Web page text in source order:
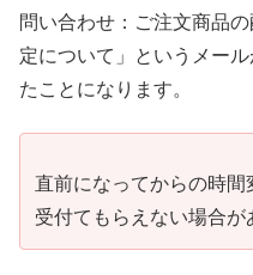
問い合わせ：ご注文商品
定について」というメー
たことになります。
直前になってからの時間
受付てもらえない場合が